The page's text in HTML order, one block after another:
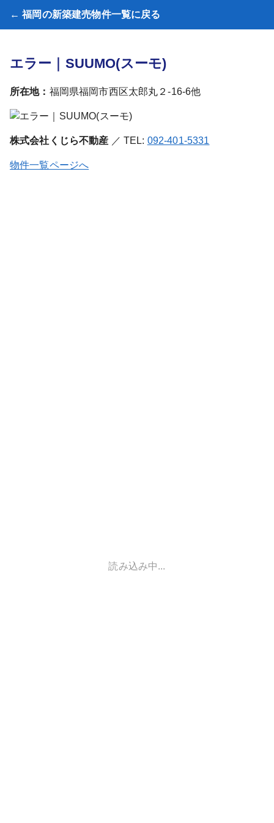
← 福岡の新築建売物件一覧に戻る
エラー｜SUUMO(スーモ)
所在地： 福岡県福岡市西区太郎丸２-16-6他
株式会社くじら不動産 ／ TEL: 092-401-5331
物件一覧ページへ
読み込み中...